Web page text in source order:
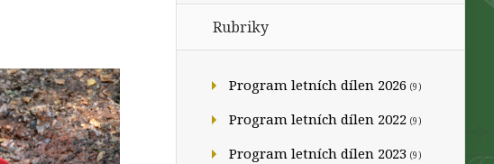
Rubriky
Program letních dílen 2026 (9)
Program letních dílen 2022 (9)
Program letních dílen 2023 (9)